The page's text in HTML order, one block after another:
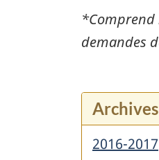
*Comprend
demandes
Archives
2016-2017